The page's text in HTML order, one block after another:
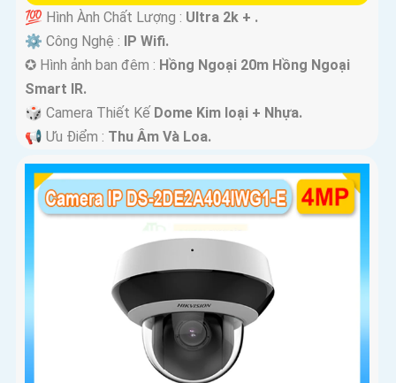
💯 Hình Ành Chất Lượng : Ultra 2k + .
⚙ Công Nghệ : IP Wifi.
✪ Hình ảnh ban đêm : Hồng Ngoại 20m Hồng Ngoại
Smart IR.
🎲 Camera Thiết Kế Dome Kim loại + Nhựa.
️📢 Ưu Điểm : Thu Âm Và Loa.